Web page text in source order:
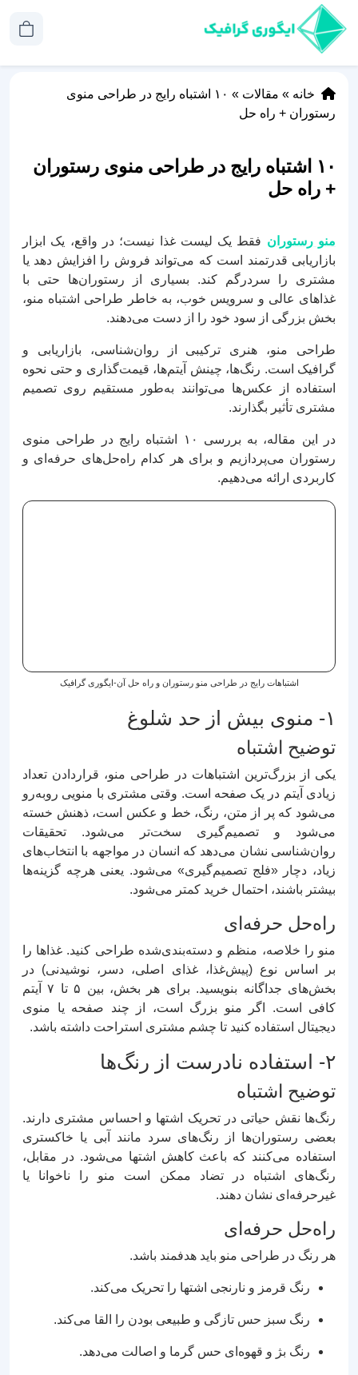
خانه » مقالات »
۱۰ اشتباه رایج در طراحی منوی
رستوران + راه حل
۱۰ اشتباه رایج در طراحی منوی رستوران
+ راه حل
منو رستوران فقط یک لیست غذا نیست؛ در واقع، یک ابزار
بازاریابی قدرتمند است که می‌تواند فروش را افزایش دهد یا
مشتری را سردرگم کند. بسیاری از رستوران‌ها حتی با
غذاهای عالی و سرویس خوب، به خاطر طراحی اشتباه منو،
بخش بزرگی از سود خود را از دست می‌دهند.
طراحی منو، هنری ترکیبی از روان‌شناسی، بازاریابی و
گرافیک است. رنگ‌ها، چینش آیتم‌ها، قیمت‌گذاری و حتی نحوه
استفاده از عکس‌ها می‌توانند به‌طور مستقیم روی تصمیم
مشتری تأثیر بگذارند.
در این مقاله، به بررسی ۱۰ اشتباه رایج در طراحی منوی
رستوران می‌پردازیم و برای هر کدام راه‌حل‌های حرفه‌ای و
کاربردی ارائه می‌دهیم.
اشتباهات رایج در طراحی منو رستوران و راه حل آن-ایگوری گرافیک
۱- منوی بیش از حد شلوغ
توضیح اشتباه
یکی از بزرگ‌ترین اشتباهات در طراحی منو، قراردادن تعداد
زیادی آیتم در یک صفحه است. وقتی مشتری با منویی روبه‌رو
می‌شود که پر از متن، رنگ، خط و عکس است، ذهنش خسته
می‌شود و تصمیم‌گیری سخت‌تر می‌شود. تحقیقات
روان‌شناسی نشان می‌دهد که انسان در مواجهه با انتخاب‌های
زیاد، دچار «فلج تصمیم‌گیری» می‌شود. یعنی هرچه گزینه‌ها
بیشتر باشند، احتمال خرید کمتر می‌شود.
راه‌حل حرفه‌ای
منو را خلاصه، منظم و دسته‌بندی‌شده طراحی کنید. غذاها را
بر اساس نوع (پیش‌غذا، غذای اصلی، دسر، نوشیدنی) در
بخش‌های جداگانه بنویسید. برای هر بخش، بین ۵ تا ۷ آیتم
کافی است. اگر منو بزرگ است، از چند صفحه یا منوی
دیجیتال استفاده کنید تا چشم مشتری استراحت داشته باشد.
۲- استفاده نادرست از رنگ‌ها
توضیح اشتباه
رنگ‌ها نقش حیاتی در تحریک اشتها و احساس مشتری دارند.
بعضی رستوران‌ها از رنگ‌های سرد مانند آبی یا خاکستری
استفاده می‌کنند که باعث کاهش اشتها می‌شود. در مقابل،
رنگ‌های اشتباه در تضاد ممکن است منو را ناخوانا یا
غیرحرفه‌ای نشان دهند.
راه‌حل حرفه‌ای
هر رنگ در طراحی منو باید هدفمند باشد.
رنگ قرمز و نارنجی اشتها را تحریک می‌کند.
رنگ سبز حس تازگی و طبیعی بودن را القا می‌کند.
رنگ بژ و قهوه‌ای حس گرما و اصالت می‌دهد.